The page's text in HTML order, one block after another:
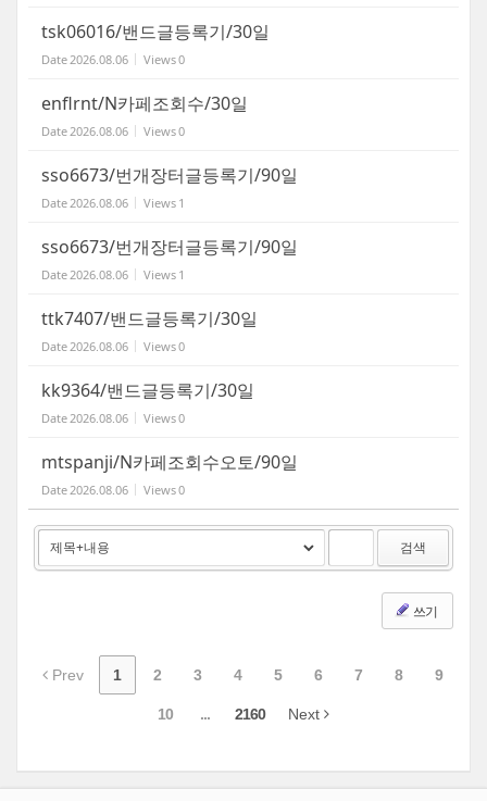
tsk06016/밴드글등록기/30일
Date 2026.08.06 Views0
enflrnt/N카페조회수/30일
Date 2026.08.06 Views0
sso6673/번개장터글등록기/90일
Date 2026.08.06 Views 1
sso6673/번개장터글등록기/90일
Date 2026.08.06 Views 1
ttk7407/밴드글등록기/30일
Date 2026.08.06 Views0
kk9364/밴드글등록기/30일
Date 2026.08.06 Views0
mtspanji/N카페조회수오토/90일
Date 2026.08.06 Views0
검색
쓰기
Prev 1 2 3 4 5 6 7 8 9
10 ... 2160 Next